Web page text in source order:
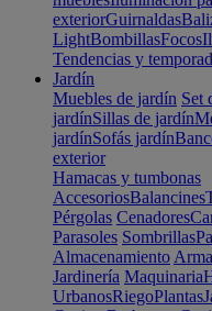
exteriorGuirnaldas
LightBombillasFocos
Tendencias y
Jardín
Muebles de jardín Set
jardínSillas de jardín
jardínSofás jardín
exterior
Hamacas y tumbonas
AccesoriosBalancines
Pérgolas Cenadores
Parasoles Sombrillas
Almacenamiento
Jardinería Maquinaria
UrbanosRiegoPlantas